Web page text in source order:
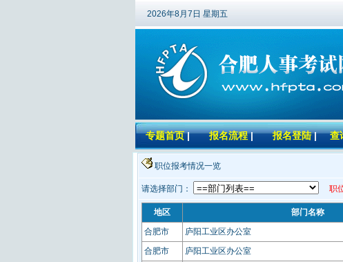
2026年8月7日 星期五
专题首页 | 报名流程| 报名登陆 | 查
职位报考情况一览
请选择部门： 职
地区 部门名称
合肥市
庐阳工业区办公室
合肥市
庐阳工业区办公室